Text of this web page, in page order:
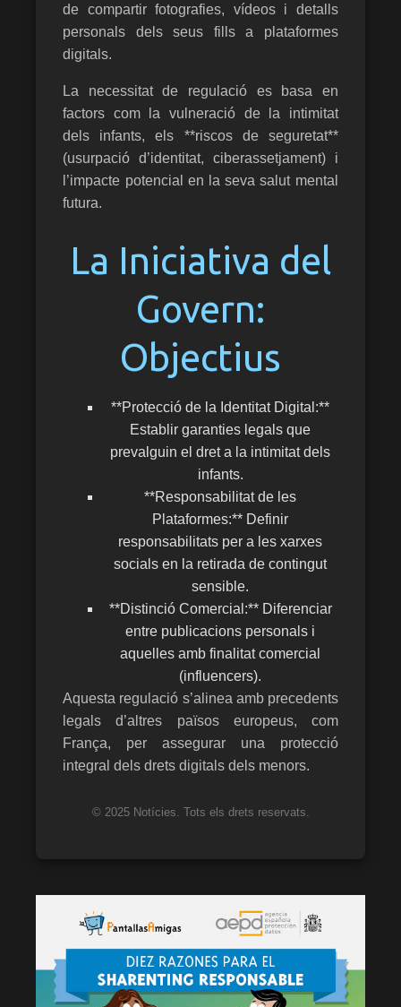
de compartir fotografies, vídeos i detalls
personals dels seus fills a plataformes
digitals.
La necessitat de regulació es basa en
factors com la vulneració de la intimitat
dels infants, els **riscos de seguretat**
(usurpació d’identitat, ciberassetjament) i
l’impacte potencial en la seva salut mental
futura.
La Iniciativa del
Govern:
Objectius
**Protecció de la Identitat Digital:**
Establir garanties legals que
prevalguin el dret a la intimitat dels
infants.
**Responsabilitat de les
Plataformes:** Definir
responsabilitats per a les xarxes
socials en la retirada de contingut
sensible.
**Distinció Comercial:** Diferenciar
entre publicacions personals i
aquelles amb finalitat comercial
(influencers).
Aquesta regulació s’alinea amb precedents
legals d’altres països europeus, com
França, per assegurar una protecció
integral dels drets digitals dels menors.
© 2025 Notícies. Tots els drets reservats.